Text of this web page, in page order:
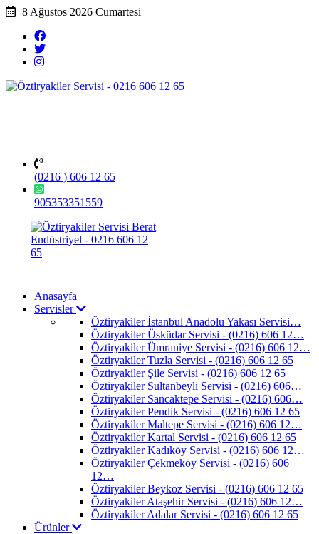
8 Ağustos 2026 Cumartesi
(0216 ) 606 12 65
905353351559
Anasayfa
Servisler
Öztiryakiler İstanbul Anadolu Yakası Servisi…
Öztiryakiler Üsküdar Servisi - (0216) 606 12…
Öztiryakiler Ümraniye Servisi - (0216) 606 12…
Öztiryakiler Tuzla Servisi - (0216) 606 12 65
Öztiryakiler Şile Servisi - (0216) 606 12 65
Öztiryakiler Sultanbeyli Servisi - (0216) 606…
Öztiryakiler Sancaktepe Servisi - (0216) 606…
Öztiryakiler Pendik Servisi - (0216) 606 12 65
Öztiryakiler Maltepe Servisi - (0216) 606 12…
Öztiryakiler Kartal Servisi - (0216) 606 12 65
Öztiryakiler Kadıköy Servisi - (0216) 606 12…
Öztiryakiler Çekmeköy Servisi - (0216) 606
12…
Öztiryakiler Beykoz Servisi - (0216) 606 12 65
Öztiryakiler Ataşehir Servisi - (0216) 606 12…
Öztiryakiler Adalar Servisi - (0216) 606 12 65
Ürünler